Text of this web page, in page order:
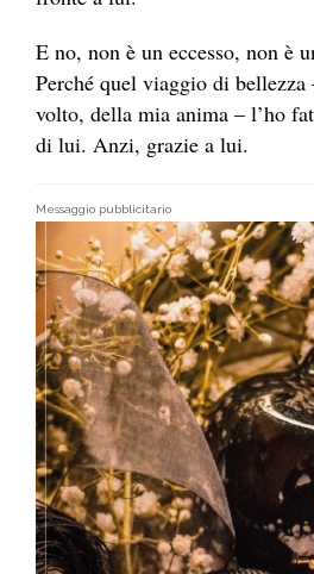
E no, non è un eccesso, non è
Perché quel viaggio di
volto, della mia anima – l’ho
di lui. Anzi, grazie a lui.
Messaggio pubblicitario